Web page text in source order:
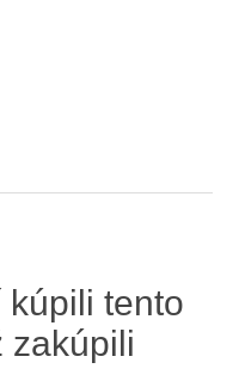
tento
zakúpili